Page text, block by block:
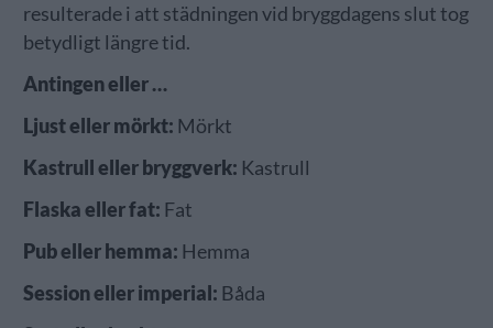
resulterade i att städningen vid bryggdagens slut tog
betydligt längre tid.
Antingen eller …
Ljust eller mörkt: Mörkt
Kastrull eller bryggverk: Kastrull
Flaska eller fat: Fat
Pub eller hemma: Hemma
Session eller imperial: Båda